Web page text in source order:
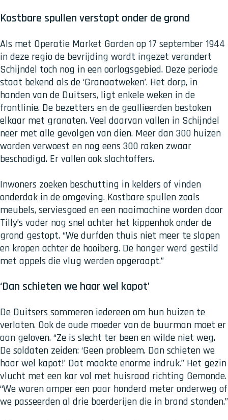
Kostbare spullen verstopt onder de grond
Als met Operatie Market Garden op 17 september 1944
in deze regio de bevrijding wordt ingezet verandert
Schijndel toch nog in een oorlogsgebied. Deze periode
staat bekend als de ‘Granaatweken’. Het dorp, in
handen van de Duitsers, ligt enkele weken in de
frontlinie. De bezetters en de geallieerden bestoken
elkaar met granaten. Veel daarvan vallen in Schijndel
neer met alle gevolgen van dien. Meer dan 300 huizen
worden verwoest en nog eens 300 raken zwaar
beschadigd. Er vallen ook slachtoffers.
Inwoners zoeken beschutting in kelders of vinden
onderdak in de omgeving. Kostbare spullen zoals
meubels, serviesgoed en een naaimachine worden door
Tilly’s vader nog snel achter het kippenhok onder de
grond gestopt. “We durfden thuis niet meer te slapen
en kropen achter de hooiberg. De honger werd gestild
met appels die vlug werden opgeraapt.”
‘Dan schieten we haar wel kapot’
De Duitsers sommeren iedereen om hun huizen te
verlaten. Ook de oude moeder van de buurman moet er
aan geloven. “Ze is slecht ter been en wilde niet weg.
De soldaten zeiden: ‘Geen probleem. Dan schieten we
haar wel kapot!’ Dat maakte enorme indruk.” Het gezin
vlucht met een kar vol met huisraad richting Gemonde.
“We waren amper een paar honderd meter onderweg of
we passeerden al drie boerderijen die in brand stonden.”